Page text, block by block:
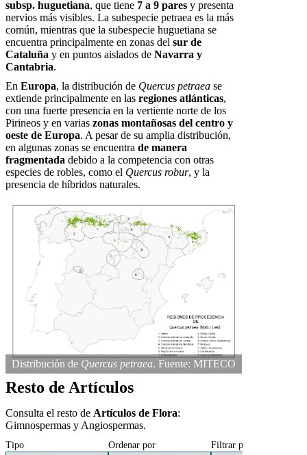
subsp. huguetiana, que tiene 7 a 9 pares y presenta
nervios más visibles. La subespecie petraea es la más
común, mientras que la subespecie huguetiana se
encuentra principalmente en zonas del sur de
Cataluña y en puntos aislados de Navarra y
Cantabria.
En Europa, la distribución de Quercus petraea se
extiende principalmente en las regiones atlánticas,
con una fuerte presencia en la vertiente norte de los
Pirineos y en varias zonas montañosas del centro y
oeste de Europa. A pesar de su amplia distribución,
en algunas zonas se encuentra de manera
fragmentada debido a la competencia con otras
especies de robles, como el Quercus robur, y la
presencia de híbridos naturales.
Distribución de Quercus petraea. Fuente: MITECO
Resto de Artículos
Consulta el resto de Artículos de Flora:
Gimnospermas y Angiospermas.
Tipo Ordenar por Filtrar por